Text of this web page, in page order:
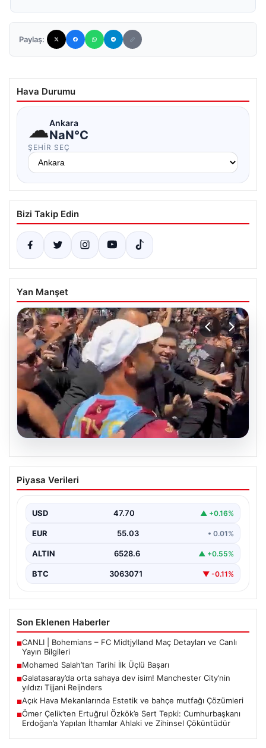
Paylaş:
Hava Durumu
☁Ankara
NaN°C
ŞEHIR SEÇ
Bizi Takip Edin
Yan Manşet
05.08.2026
Mohamed Salah’tan Tarihi İlk Üçlü
Başarı
önemli bir dönüm noktasına imza attı. Takımının
hücum…
Piyasa Verileri
USD 47.70 ▲ +0.16%
EUR 55.03 • 0.01%
ALTIN 6528.6 ▲ +0.55%
BTC 3063071 ▼ -0.11%
Son Eklenen Haberler
■CANLI | Bohemians – FC Midtjylland Maç Detayları ve Canlı
Yayın Bilgileri
■Mohamed Salah’tan Tarihi İlk Üçlü Başarı
■Galatasaray’da orta sahaya dev isim! Manchester City’nin
yıldızı Tijjani Reijnders
■Açık Hava Mekanlarında Estetik ve bahçe mutfağı Çözümleri
■Ömer Çelik’ten Ertuğrul Özkök’e Sert Tepki: Cumhurbaşkanı
Erdoğan’a Yapılan İthamlar Ahlaki ve Zihinsel Çöküntüdür